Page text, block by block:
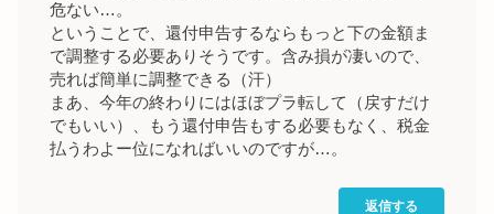
危ない…。
ということで、還付申告するならもっと下の金額ま
で調整する必要ありそうです。含み損が凄いので、
売れば簡単に調整できる（汗）
まあ、今年の終わりにはほぼプラ転して（戻すだけ
でもいい）、もう還付申告もする必要もなく、税金
払うわよー位になればいいのですが…。
返信する